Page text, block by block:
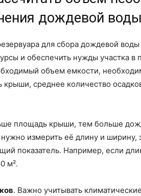
дождевой воды
для сбора дождевой
и обеспечить нужды участка в
объем емкости,
среднее количество
площадь крыши, тем больше
измерить её длину и ширину,
показатель. Например, если
м².
. Важно учитывать